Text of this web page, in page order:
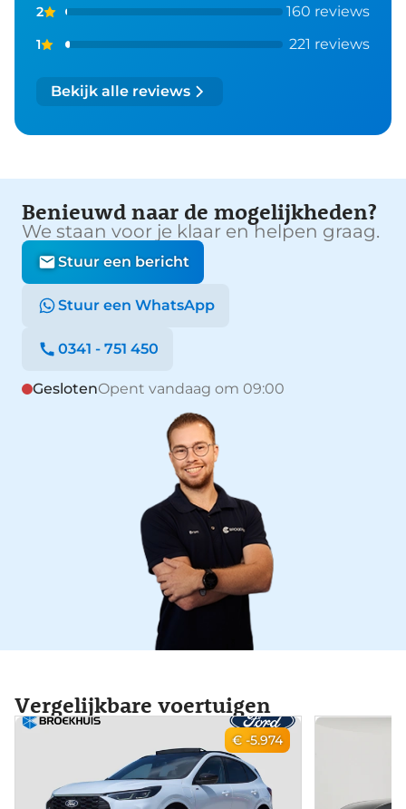
2 160 reviews
1 221 reviews
Bekijk alle reviews
Benieuwd naar de mogelijkheden?
We staan voor je klaar en helpen graag.
Stuur een bericht
Stuur een WhatsApp
0341 - 751 450
GeslotenOpent vandaag om 09:00
Vergelijkbare voertuigen
€ -5.974